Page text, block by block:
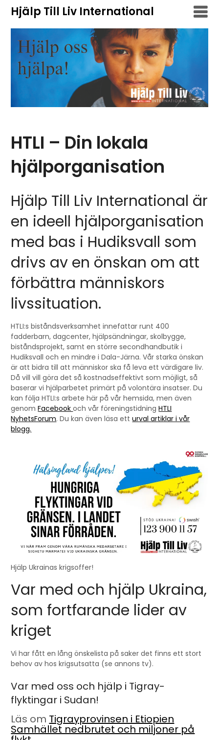
Hoppa
innehåll
Hjälp Till Liv International
HTLI – Din lokala
hjälporganisation
Hjälp Till Liv International är
en ideell hjälporganisation
med bas i Hudiksvall som
drivs av en önskan om att
förbättra människors
livssituation.
HTLI:s biståndsverksamhet innefattar runt 400
fadderbarn, dagcenter, hjälpsändningar, skolbygge,
biståndsprojekt, samt en större secondhandbutik i
Hudiksvall och en mindre i Dala-Järna. Vår starka önskan
är att bidra till att människor ska få leva ett värdigare liv.
Då vill vill göra det så kostnadseffektivt som möjligt, så
baserar vi hjälparbetet primärt på volontära insatser. Du
kan följa HTLI:s arbete här på vår hemsida, men även
genomFacebookoch vår föreningstidningHTLI
NyhetsForum. Du kan även läsa etturval artiklar i vår
blogg.
Hjälp Ukrainas krigsoffer!
Var med och hjälp Ukraina,
som fortfarande lider av
kriget
Vi har fått en lång önskelista på saker det finns ett stort
behov av hos krigsutsatta (se annons tv).
Var med oss och hjälp i Tigray-
flyktingar i Sudan!
Läs om Tigrayprovinsen i Etiopien
Samhället nedbrutet och miljoner på